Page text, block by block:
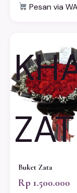
Pesan via WA
ZAT
Buket Zata
Rp 1.500.000